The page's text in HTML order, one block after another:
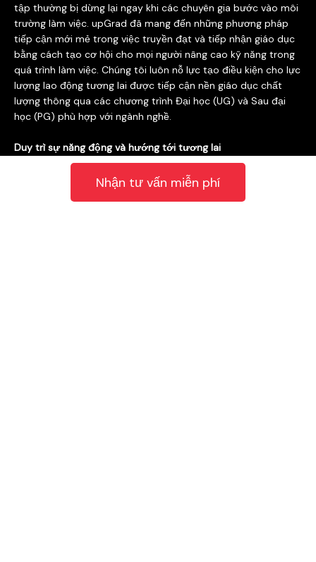
tập thường bị dừng lại ngay khi các chuyên gia bước vào môi
trường làm việc. upGrad đã mang đến những phương pháp
tiếp cận mới mẻ trong việc truyền đạt và tiếp nhận giáo dục
bằng cách tạo cơ hội cho mọi người nâng cao kỹ năng trong
quá trình làm việc. Chúng tôi luôn nỗ lực tạo điều kiện cho lực
lượng lao động tương lai được tiếp cận nền giáo dục chất
lượng thông qua các chương trình Đại học (UG) và Sau đại
học (PG) phù hợp với ngành nghề.
Duy trì sự năng động và hướng tới tương lai
Từ khi thành lập năm 2015, đào tạo hơn 10.000 học viên vào
năm 2018, đến khi cán mốc 1 triệu học viên vào năm 2020 –
Nhận tư vấn miễn phí